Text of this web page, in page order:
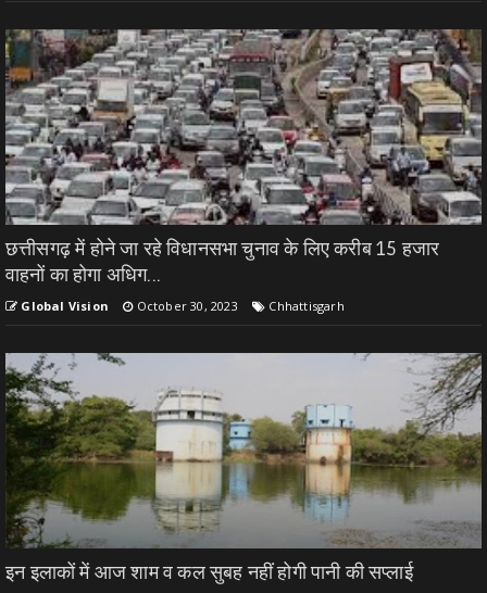
छत्तीसगढ़ में होने जा रहे विधानसभा चुनाव के लिए करीब 15 हजार
वाहनों का होगा अधिग...
Global Vision October 30, 2023 Chhattisgarh
इन इलाकों में आज शाम व कल सुबह नहीं होगी पानी की सप्लाई